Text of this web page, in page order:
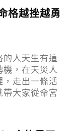
格越挫越勇
的人天生有這
機，在天災人
，走出一條活
帶大家從命宮